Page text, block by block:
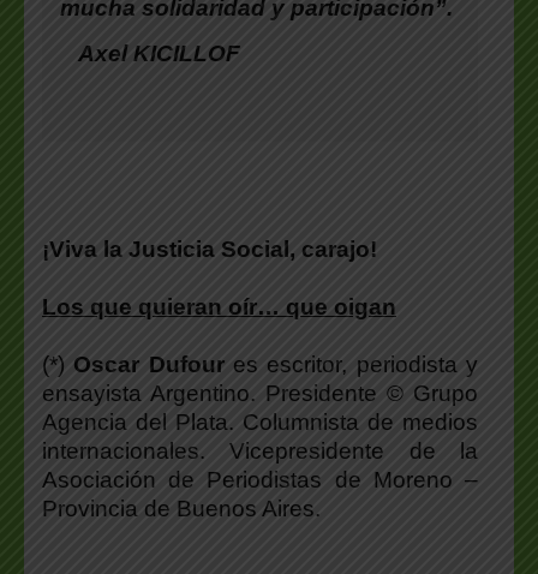
mucha solidaridad y participación”.
Axel KICILLOF
¡Viva la Justicia Social, carajo!
Los que quieran oír… que oigan
(*) Oscar Dufour es escritor, periodista y
ensayista Argentino. Presidente © Grupo
Agencia del Plata. Columnista de medios
internacionales. Vicepresidente de la
Asociación de Periodistas de Moreno –
Provincia de Buenos Aires.